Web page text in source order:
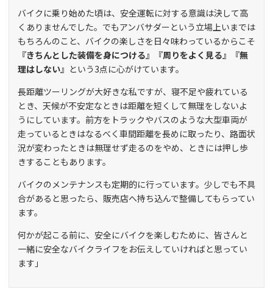
バイクに乗り始めた頃は、安全運転に対する意識は決して高
くありませんでした。でもアンバサダーという立場上いまでは
もちろんのこと、バイクの楽しさを日々味わっているからこそ
『きちんとした装備を身につける』『周りをよく見る』『無
理はしない』 という3点に心がけています。
長距離ツーリングが大好きな私ですが、寝不足や疲れている
とき、天候が不安定なときは距離を短くして無理をしないよ
うにしています。前方をトラックやバスのような大型車両が
走っているときはなるべく車間距離を長めに取ったり、路面状
況が変わったときは無理せず走るのをやめ、ときには押し歩
きすることもあります。
バイクのメンテナンスも定期的に行っています。少しでも不具
合があると思ったら、販売店へ持ち込んで整備してもらってい
ます。
何かが起こる前に、安全にバイクを楽しむために、皆さんと
一緒に安全なバイクライフをお伝えしていければと思ってい
ます」